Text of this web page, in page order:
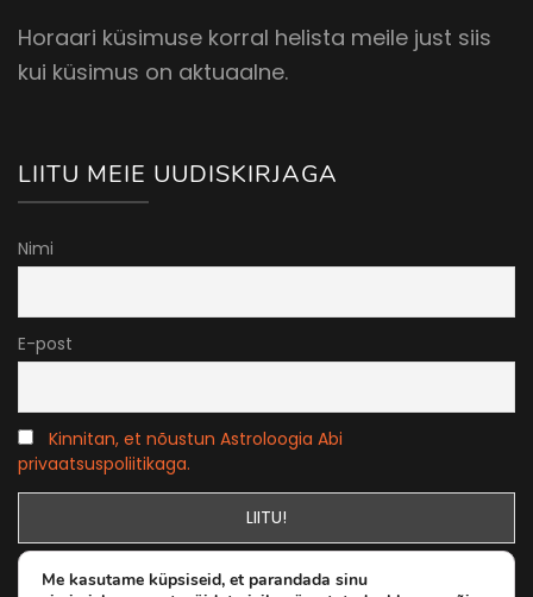
Horaari küsimuse korral helista meile just siis
kui küsimus on aktuaalne.
LIITU MEIE UUDISKIRJAGA
Nimi
E-post
Kinnitan, et nõustun Astroloogia Abi
privaatsuspoliitikaga.
Me kasutame küpsiseid, et parandada sinu